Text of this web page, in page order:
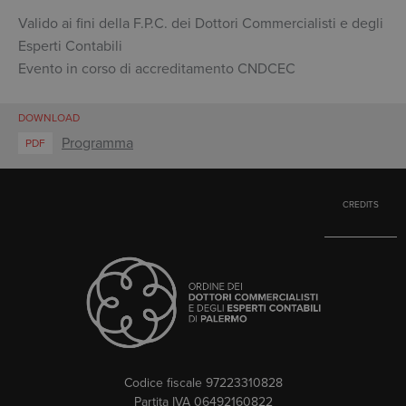
Valido ai fini della F.P.C. dei Dottori Commercialisti e degli
Esperti Contabili
Evento in corso di accreditamento CNDCEC
DOWNLOAD
PDF
Programma
CREDITS
Codice fiscale 97223310828
Partita IVA 06492160822